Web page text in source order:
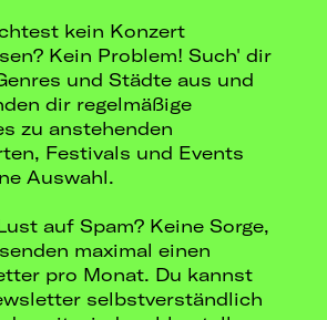
Berlin
kein Konzert
Kein Problem! Such' dir
und Städte aus und
dir regelmäßige
zu anstehenden
Festivals und Events
Auswahl.
auf Spam? Keine Sorge,
maximal einen
pro Monat. Du kannst
selbstverständlich